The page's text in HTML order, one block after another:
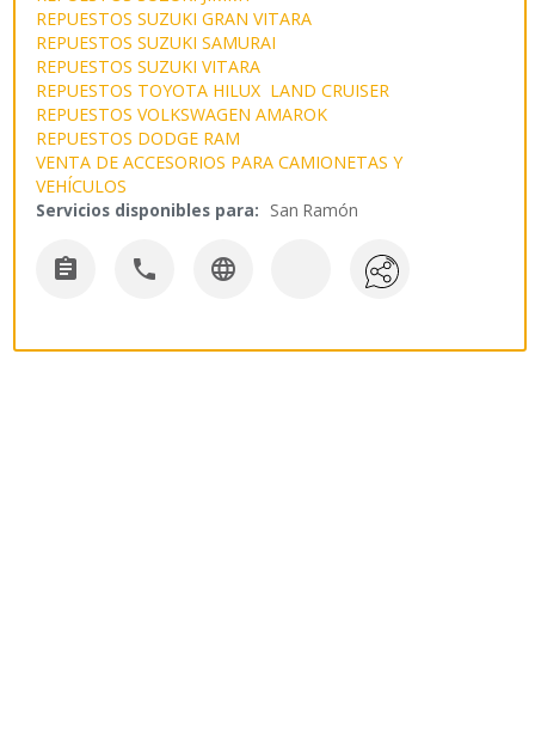
REPUESTOS SUZUKI GRAN VITARA
REPUESTOS SUZUKI SAMURAI
REPUESTOS SUZUKI VITARA
REPUESTOS TOYOTA HILUX LAND CRUISER
REPUESTOS VOLKSWAGEN AMAROK
REPUESTOS DODGE RAM
VENTA DE ACCESORIOS PARA CAMIONETAS Y
VEHÍCULOS
Servicios disponibles para: San Ramón
  